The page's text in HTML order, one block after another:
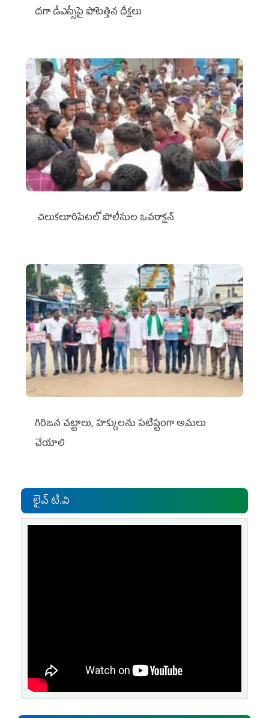
దగా డీఎస్సీపై పోటెత్తిన దీక్షలు
చిలుక‌లూరిపేట‌లో పోలీసుల ఓవ‌రాక్ష‌న్‌
గిరిజన చట్టాలు, హక్కులను పటిష్టంగా అమలు
చేయాలి
లైవ్ టి.వి